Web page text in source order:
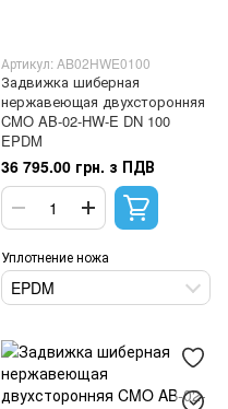
Артикул: AB02HWE0100
Задвижка шиберная
нержавеющая двухсторонняя
CMO AB-02-HW-E DN 100
EPDM
36 795.00 грн. з ПДВ
Уплотнение ножа
EPDM